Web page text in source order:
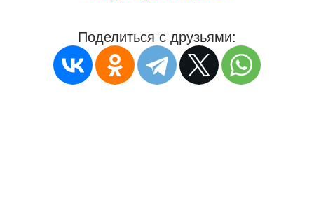
Поделиться с друзьями: